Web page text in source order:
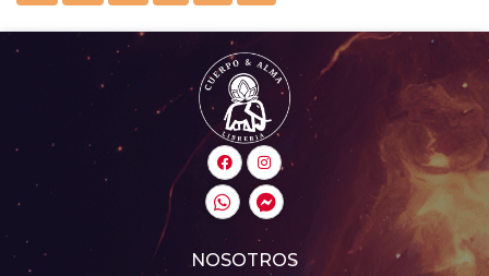
NOSOTROS